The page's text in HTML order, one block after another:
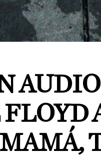
FLOYD